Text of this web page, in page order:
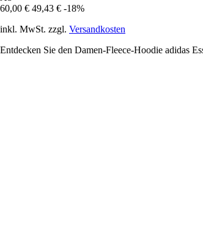
60,00 € 49,43 € -18%
inkl. MwSt. zzgl. Versandkosten
Entdecken Sie den Damen-Fleece-Hoodie adidas